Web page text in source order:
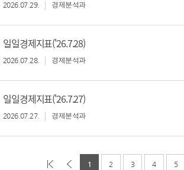
2026.07.29. 경제분석과
일일경제지표('26.7.28)
2026.07.28. 경제분석과
일일경제지표('26.7.27)
2026.07.27. 경제분석과
1 2 3 4 5